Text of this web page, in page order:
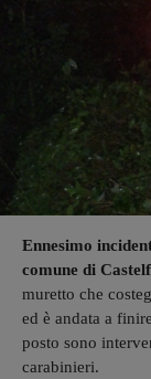
Ennesimo
comune di
muretto che
ed è andata a
posto sono
carabinieri.